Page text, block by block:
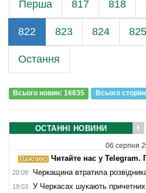
Перша 817 818
822 823 824 825
Остання
Всього новин: 16835 Всього
ОСТАННІ НОВИНИ
06 серпня
Читайте нас у Telegram.
20:09 Черкащина втратила
19:03 У Черкасах шукають